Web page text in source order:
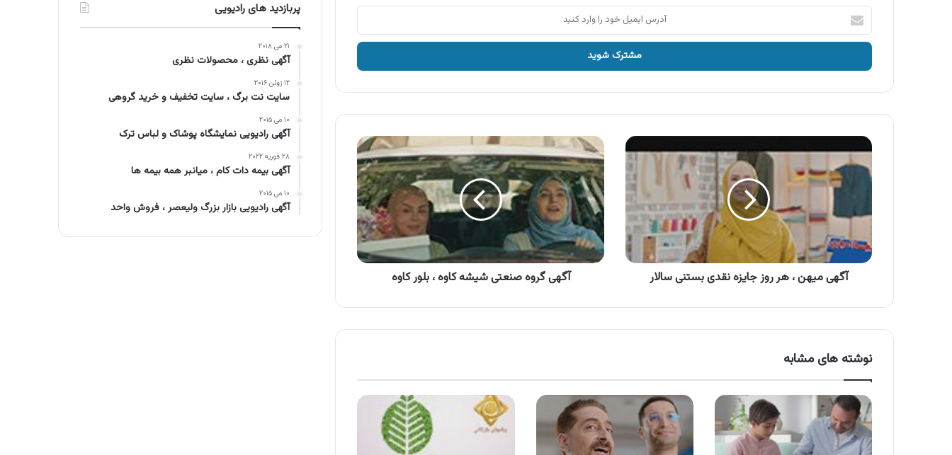
آدرس
ایمیل
خود
وارد
آگهی
میهن
،
هر
جایزه
نقدی
بستنی
سالار
آگهی میهن ، هر روز جایزه نقدی بستنی سالار
آگهی
گروه
صنعتی
شیشه
کاوه
،
بلور
کاوه
آگهی گروه صنعتی شیشه کاوه ، بلور کاوه
نوشته های مشابه
پربازدید های رادیویی
۲۱ می ۲۰۱۸
آگهی نظری ، محصولات نظری
۱۲ ژوئن ۲۰۱۶
سایت نت برگ ، سایت تخفیف و خرید گروهی
۱۰ می ۲۰۱۵
آگهی رادیویی نمایشگاه پوشاک و لباس ترک
۲۸ فوریه ۲۰۲۲
آگهی بیمه دات کام ، میانبر همه بیمه ها
۱۰ می ۲۰۱۵
آگهی رادیویی بازار بزرگ ولیعصر ، فروش واحد